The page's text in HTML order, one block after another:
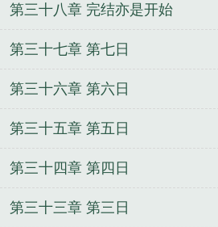
定
道术达人 完结感言 免费
术达人 起点中文网
蟾 混在大宋江湖的日子
王的小祖宗又撒野了
林
重生1982，岳父一家上门逼婚
友
代练帝国 无敌召唤
门当妈宝女怎么啦
第三十八章 完结亦是开始
第三十七章 第七日
第三十六章 第六日
第三十五章 第五日
第三十四章 第四日
第三十三章 第三日